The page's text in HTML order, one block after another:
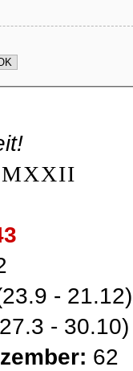
- 21.12)
- 30.10)
62